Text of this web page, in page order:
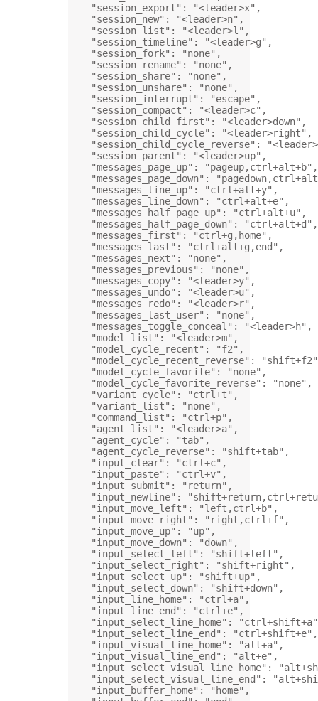
"session_export" : "<leader>x" ,
"session_new" : "<leader>n" ,
"session_list" : "<leader>l" ,
"session_timeline" : "<leader>g" ,
"session_fork" : "none" ,
"session_rename" : "none" ,
"session_share" : "none" ,
"session_unshare" : "none" ,
"session_interrupt" : "escape" ,
"session_compact" : "<leader>c" ,
"session_child_first" : "<leader>down" ,
"session_child_cycle" : "<leader>right" ,
"session_child_cycle_reverse" :
"session_parent" : "<leader>up" ,
"messages_page_up" : "pageup,ctrl+alt+b" ,
"messages_page_down" :
"messages_line_up" : "ctrl+alt+y" ,
"messages_line_down" : "ctrl+alt+e" ,
"messages_half_page_up" : "ctrl+alt+u" ,
"messages_half_page_down" : "ctrl+alt+d" ,
"messages_first" : "ctrl+g,home" ,
"messages_last" : "ctrl+alt+g,end" ,
"messages_next" : "none" ,
"messages_previous" : "none" ,
"messages_copy" : "<leader>y" ,
"messages_undo" : "<leader>u" ,
"messages_redo" : "<leader>r" ,
"messages_last_user" : "none" ,
"messages_toggle_conceal" : "<leader>h" ,
"model_list" : "<leader>m" ,
"model_cycle_recent" : "f2" ,
"model_cycle_recent_reverse" :
"shift+f2"
"model_cycle_favorite" : "none" ,
"model_cycle_favorite_reverse" : "none" ,
"variant_cycle" : "ctrl+t" ,
"variant_list" : "none" ,
"command_list" : "ctrl+p" ,
"agent_list" : "<leader>a" ,
"agent_cycle" : "tab" ,
"agent_cycle_reverse" : "shift+tab" ,
"input_clear" : "ctrl+c" ,
"input_paste" : "ctrl+v" ,
"input_submit" : "return" ,
"input_newline" :
"input_move_left" : "left,ctrl+b" ,
"input_move_right" : "right,ctrl+f" ,
"input_move_up" : "up" ,
"input_move_down" : "down" ,
"input_select_left" : "shift+left" ,
"input_select_right" : "shift+right" ,
"input_select_up" : "shift+up" ,
"input_select_down" : "shift+down" ,
"input_line_home" : "ctrl+a" ,
"input_line_end" : "ctrl+e" ,
"input_select_line_home" :
"ctrl+shift+a"
"input_select_line_end" : "ctrl+shift+e" ,
"input_visual_line_home" : "alt+a" ,
"input_visual_line_end" : "alt+e" ,
"input_select_visual_line_home" :
"input_select_visual_line_end" :
"input_buffer_home" : "home" ,